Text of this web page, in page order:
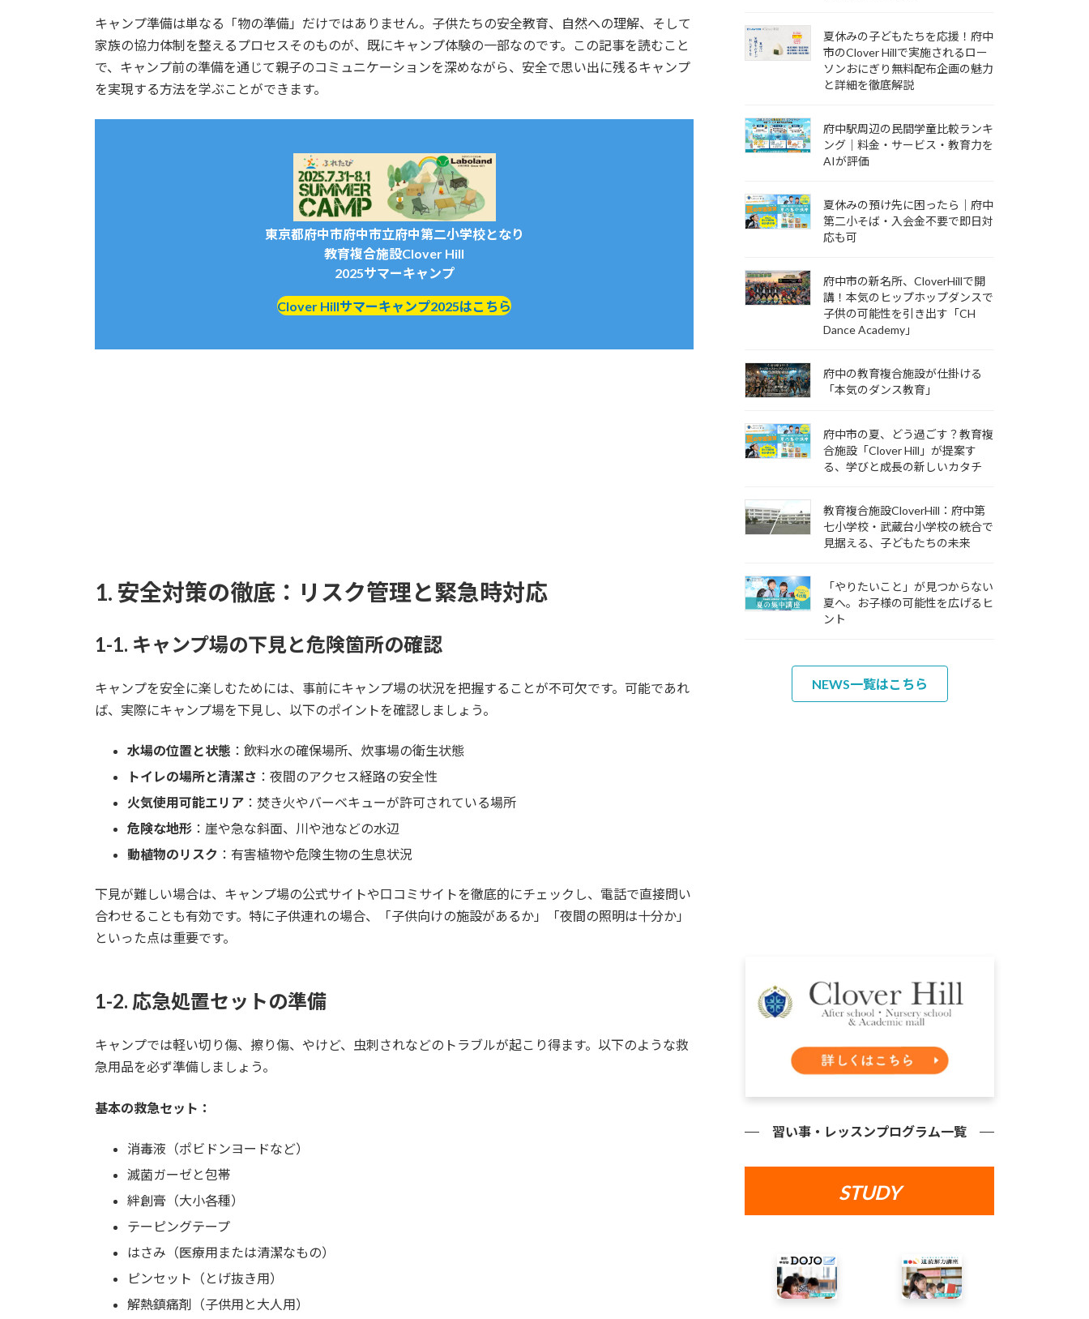
キャンプ準備は単なる「物の準備」だけではありません。子供たちの安全教育、自然への理解、そして
家族の協力体制を整えるプロセスそのものが、既にキャンプ体験の一部なのです。この記事を読むこと
で、キャンプ前の準備を通じて親子のコミュニケーションを深めながら、安全で思い出に残るキャンプ
を実現する方法を学ぶことができます。
東京都府中市府中市立府中第二小学校となり
教育複合施設Clover Hill
2025サマーキャンプ
Clover Hillサマーキャンプ2025はこちら
1. 安全対策の徹底：リスク管理と緊急時対応
1-1. キャンプ場の下見と危険箇所の確認
キャンプを安全に楽しむためには、事前にキャンプ場の状況を把握することが不可欠です。可能であれ
ば、実際にキャンプ場を下見し、以下のポイントを確認しましょう。
水場の位置と状態 ：飲料水の確保場所、炊事場の衛生状態
トイレの場所と清潔さ ：夜間のアクセス経路の安全性
火気使用可能エリア ：焚き火やバーベキューが許可されている場所
危険な地形 ：崖や急な斜面、川や池などの水辺
動植物のリスク ：有害植物や危険生物の生息状況
下見が難しい場合は、キャンプ場の公式サイトや口コミサイトを徹底的にチェックし、電話で直接問い
合わせることも有効です。特に子供連れの場合、「子供向けの施設があるか」「夜間の照明は十分か」
といった点は重要です。
1-2. 応急処置セットの準備
キャンプでは軽い切り傷、擦り傷、やけど、虫刺されなどのトラブルが起こり得ます。以下のような救
急用品を必ず準備しましょう。
基本の救急セット：
消毒液（ポビドンヨードなど）
滅菌ガーゼと包帯
絆創膏（大小各種）
テーピングテープ
はさみ（医療用または清潔なもの）
ピンセット（とげ抜き用）
解熱鎮痛剤（子供用と大人用）
夏休みの子どもたちを応援！府中
市のClover Hillで実施されるロー
ソンおにぎり無料配布企画の魅力
と詳細を徹底解説
府中駅周辺の民間学童比較ランキ
ング｜料金・サービス・教育力を
AIが評価
夏休みの預け先に困ったら｜府中
第二小そば・入会金不要で即日対
応も可
府中市の新名所、CloverHillで開
講！本気のヒップホップダンスで
子供の可能性を引き出す「CH
Dance Academy」
府中の教育複合施設が仕掛ける
「本気のダンス教育」
府中市の夏、どう過ごす？教育複
合施設「Clover Hill」が提案す
る、学びと成長の新しいカタチ
教育複合施設CloverHill：府中第
七小学校・武蔵台小学校の統合で
見据える、子どもたちの未来
「やりたいこと」が見つからない
夏へ。お子様の可能性を広げるヒ
ント
NEWS一覧はこちら
習い事・レッスンプログラム一覧
STUDY